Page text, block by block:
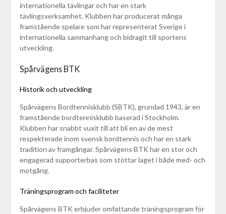
internationella tävlingar och har en stark
tävlingsverksamhet. Klubben har producerat många
framstående spelare som har representerat Sverige i
internationella sammanhang och bidragit till sportens
utveckling.
Spårvägens BTK
Historik och utveckling
Spårvägens Bordtennisklubb (SBTK), grundad 1943, är en
framstående bordtennisklubb baserad i Stockholm.
Klubben har snabbt vuxit till att bli en av de mest
respekterade inom svensk bordtennis och har en stark
tradition av framgångar. Spårvägens BTK har en stor och
engagerad supporterbas som stöttar laget i både med- och
motgång.
Träningsprogram och faciliteter
Spårvägens BTK erbjuder omfattande träningsprogram för